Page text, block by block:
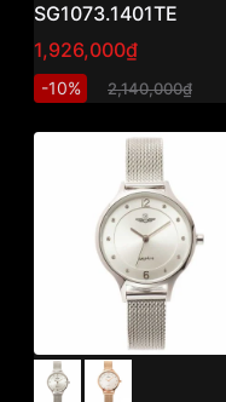
SG1073.1401TE
1,926,000₫
-10% 2,140,000₫